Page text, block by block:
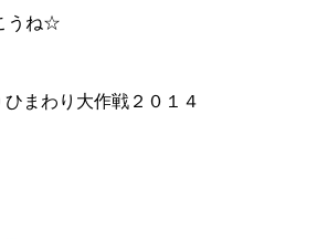
うね☆
まわり大作戦２０１４